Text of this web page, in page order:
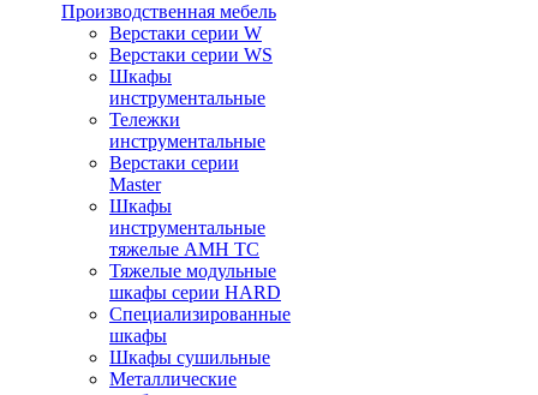
Производственная мебель
Верстаки серии W
Верстаки серии WS
Шкафы
инструментальные
Тележки
инструментальные
Верстаки серии
Master
Шкафы
инструментальные
тяжелые AMH TC
Тяжелые модульные
шкафы серии HARD
Cпециализированные
шкафы
Шкафы сушильные
Металлические